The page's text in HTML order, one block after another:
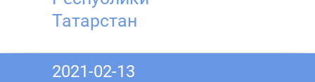
Татарстан
2021-02-13